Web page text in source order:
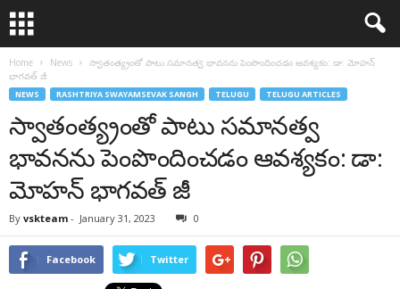
Home News
స్వాతంత్య్రంతో పాటు సమానత్వ భావనను పెంపొందించడం ఆవశ్యకం: డా: మోహన్
భాగవత్ జీ
NEWS RASHTRIYA SWAYAMSEVAK SANGH TELUGU TELUGU ARTICLES
స్వాతంత్య్రంతో పాటు సమానత్వ
భావనను పెంపొందించడం ఆవశ్యకం: డా:
మోహన్ భాగవత్ జీ
By vskteam - January 31, 2023 0
Facebook Twitter